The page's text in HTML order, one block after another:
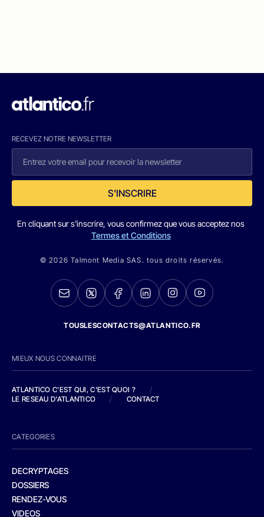
RECEVEZ NOTRE NEWSLETTER
S'INSCRIRE
En cliquant sur s'inscrire, vous confirmez que vous acceptez nos
Termes et Conditions
© 2026 Talmont Media SAS. tous droits réservés.
TOUSLESCONTACTS@ATLANTICO.FR
MIEUX NOUS CONNAITRE
ATLANTICO C'EST QUI, C'EST QUOI ?
/
LE RESEAU D'ATLANTICO
/ CONTACT
CATEGORIES
DECRYPTAGES
DOSSIERS
RENDEZ-VOUS
VIDEOS